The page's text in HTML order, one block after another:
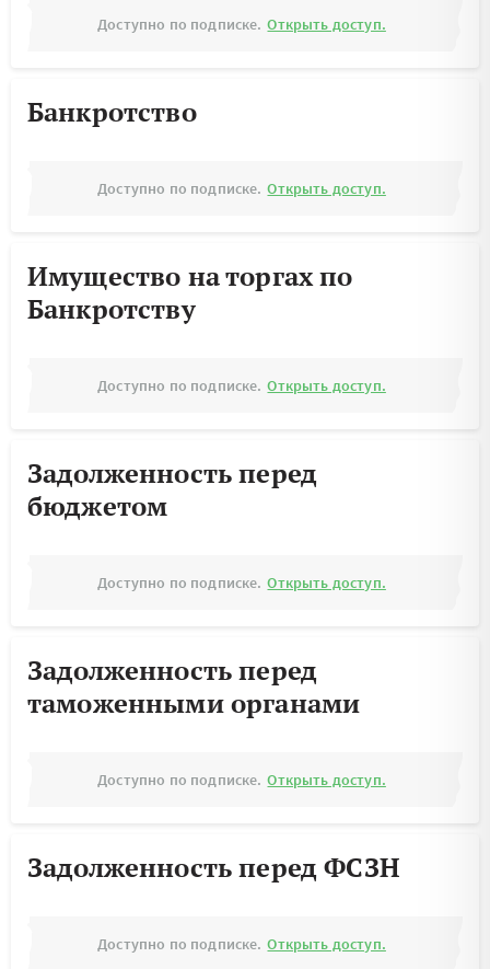
Доступно по подписке. Открыть доступ.
Банкротство
Доступно по подписке. Открыть доступ.
Имущество на торгах по
Банкротству
Доступно по подписке. Открыть доступ.
Задолженность перед
бюджетом
Доступно по подписке. Открыть доступ.
Задолженность перед
таможенными органами
Доступно по подписке. Открыть доступ.
Задолженность перед ФСЗН
Доступно по подписке. Открыть доступ.